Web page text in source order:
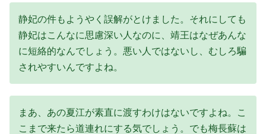
静妃の件もようやく誤解がとけました。それにしても
静妃はこんなに思慮深い人なのに、靖王はなぜあんな
に短絡的なんでしょう。悪い人ではないし、むしろ騙
されやすいんですよね。
まあ、あの夏江が素直に渡すわけはないですよね。こ
こまで来たら道連れにする気でしょう。でも梅長蘇は